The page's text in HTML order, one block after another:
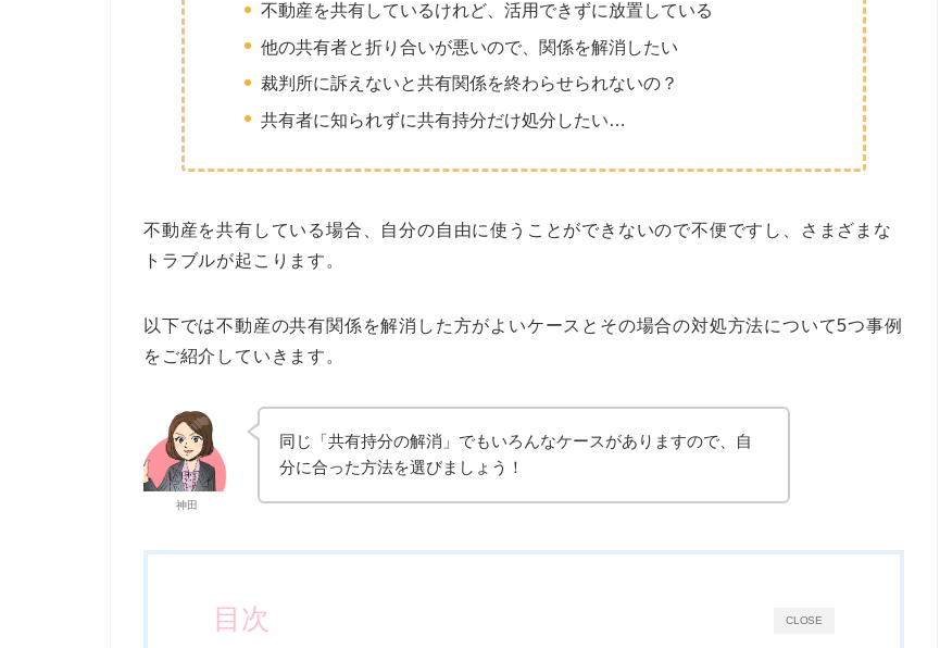
不動産を共有しているけれど、活用できずに放置している
他の共有者と折り合いが悪いので、関係を解消したい
裁判所に訴えないと共有関係を終わらせられないの？
共有者に知られずに共有持分だけ処分したい…
不動産を共有している場合、自分の自由に使うことができないので不便ですし、さまざまな
トラブルが起こります。
以下では不動産の共有関係を解消した方がよいケースとその場合の対処方法について5つ事例
をご紹介していきます。
神田
同じ「共有持分の解消」でもいろんなケースがありますので、自
分に合った方法を選びましょう！
CLOSE
目次